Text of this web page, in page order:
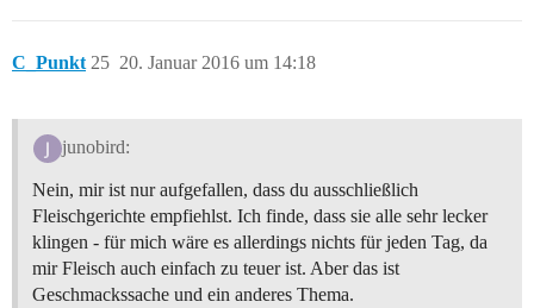
C_Punkt 20. Januar 2016 um 14:18
25
junobird:
Nein, mir ist nur aufgefallen, dass du ausschließlich
Fleischgerichte empfiehlst. Ich finde, dass sie alle sehr lecker
klingen - für mich wäre es allerdings nichts für jeden Tag, da
mir Fleisch auch einfach zu teuer ist. Aber das ist
Geschmackssache und ein anderes Thema.